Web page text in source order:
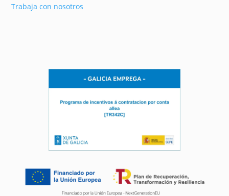
Trabaja con nosotros